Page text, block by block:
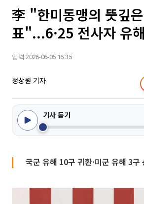
李 "한미동맹의 뜻깊
표"...6·25 전사자 유
입력 2026-06-05 16:35
정상원 기자
기사 듣기
국군 유해 10구 귀환·미군 유해 3구